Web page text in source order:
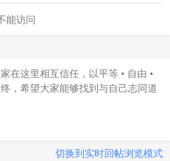
能访问
在这里相互信任，以平等 • 自由 •
，希望大家能够找到与自己志同道
切换到实时回帖浏览模式